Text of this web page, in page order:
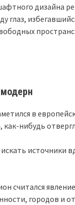
дизайна
глаз,
в
нибудь
источники
считался
городов и